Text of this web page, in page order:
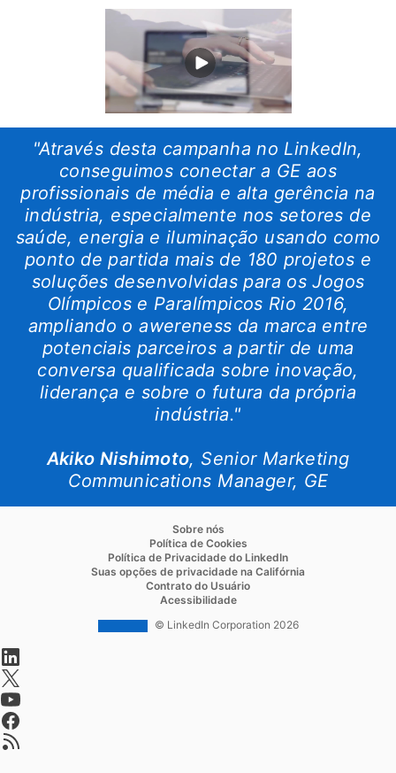
"Através desta campanha no LinkedIn,
conseguimos conectar a GE aos
profissionais de média e alta gerência na
indústria, especialmente nos setores de
saúde, energia e iluminação usando como
ponto de partida mais de 180 projetos e
soluções desenvolvidas para os Jogos
Olímpicos e Paralímpicos Rio 2016,
ampliando o awereness da marca entre
potenciais parceiros a partir de uma
conversa qualificada sobre inovação,
liderança e sobre o futura da própria
indústria."
Akiko Nishimotoopens in a new tab
, Senior Marketing
Communications Manager, GE
Sobre nós
Política de Cookies
Política de Privacidade do LinkedIn
Suas opções de privacidade na Califórnia
Contrato do Usuário
Acessibilidadeopens in a new tab
© LinkedIn Corporation 2026